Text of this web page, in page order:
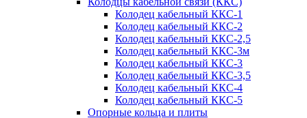
Колодец кабельный ККС-1
Колодец кабельный ККС-2
Колодец кабельный ККС-2,5
Колодец кабельный ККС-3м
Колодец кабельный ККС-3
Колодец кабельный ККС-3,5
Колодец кабельный ККС-4
Колодец кабельный ККС-5
Опорные кольца и плиты